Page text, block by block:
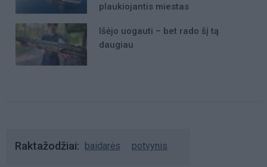
plaukiojantis miestas
Išėjo uogauti – bet rado šį tą
daugiau
Raktažodžiai baidarės potvynis